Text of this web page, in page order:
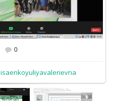
0
isaenkoyuliyavalerievna